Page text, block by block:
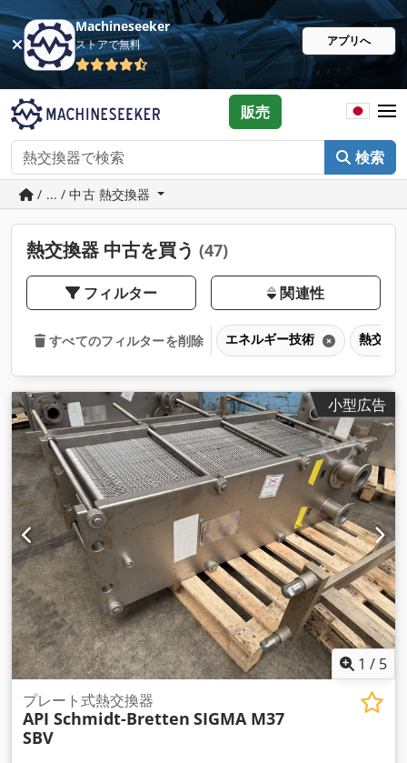
Machineseeker
ストアで無料 アプリへ
検索
販売
/ ... / 中古 熱交換器
熱交換器 中古を買う (47)
フィルター 関連性
すべてのフィルターを削除 エネルギー技術 熱交換
小型広告
1 / 5
プレート式熱交換器
API Schmidt-Bretten SIGMA M37
SBV